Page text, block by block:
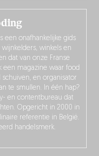
een onafhankelijke gids
winkels en
dat van onze Franse
een magazine waar food
en organisator
te smullen. In één hap?
en contentbureau dat
Opgericht in 2000 in
referentie in België.
handelsmerk.